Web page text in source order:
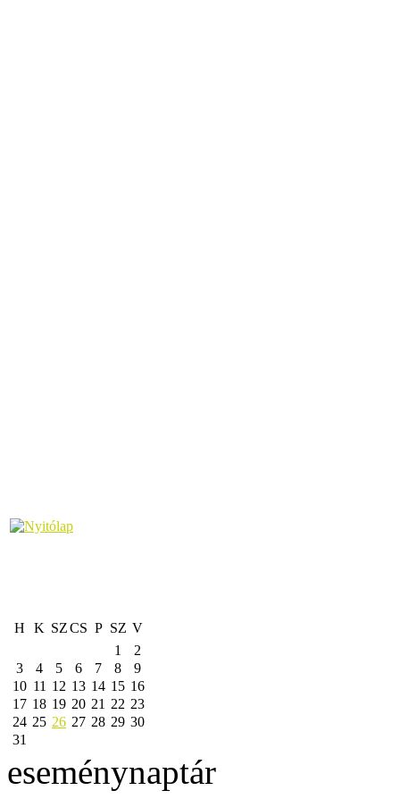
H K SZCS P SZ V
1
2
3
4 5 6 7 8
9
10 11 12 13 14 15 16
17 18 19 20 21 22 23
24 25 26 27 28 29 30
31
eseménynaptár